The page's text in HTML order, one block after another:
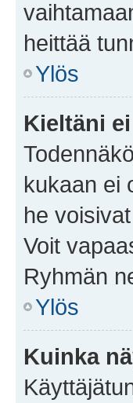
heittää
Ylös
Kieltäni
kukaan ei
he
Voit
Ryhmän
Ylös
Kuinka